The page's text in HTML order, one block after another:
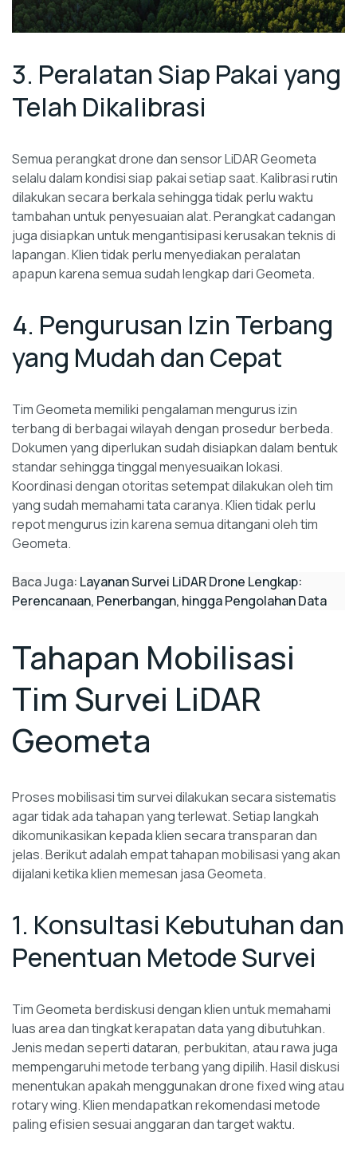
3. Peralatan Siap Pakai yang
Telah Dikalibrasi
Semua perangkat drone dan sensor LiDAR Geometa
selalu dalam kondisi siap pakai setiap saat. Kalibrasi rutin
dilakukan secara berkala sehingga tidak perlu waktu
tambahan untuk penyesuaian alat. Perangkat cadangan
juga disiapkan untuk mengantisipasi kerusakan teknis di
lapangan. Klien tidak perlu menyediakan peralatan
apapun karena semua sudah lengkap dari Geometa.
4. Pengurusan Izin Terbang
yang Mudah dan Cepat
Tim Geometa memiliki pengalaman mengurus izin
terbang di berbagai wilayah dengan prosedur berbeda.
Dokumen yang diperlukan sudah disiapkan dalam bentuk
standar sehingga tinggal menyesuaikan lokasi.
Koordinasi dengan otoritas setempat dilakukan oleh tim
yang sudah memahami tata caranya. Klien tidak perlu
repot mengurus izin karena semua ditangani oleh tim
Geometa.
Baca Juga: Layanan Survei LiDAR Drone Lengkap:
Perencanaan, Penerbangan, hingga Pengolahan Data
Tahapan Mobilisasi
Tim Survei LiDAR
Geometa
Proses mobilisasi tim survei dilakukan secara sistematis
agar tidak ada tahapan yang terlewat. Setiap langkah
dikomunikasikan kepada klien secara transparan dan
jelas. Berikut adalah empat tahapan mobilisasi yang akan
dijalani ketika klien memesan jasa Geometa.
1. Konsultasi Kebutuhan dan
Penentuan Metode Survei
Tim Geometa berdiskusi dengan klien untuk memahami
luas area dan tingkat kerapatan data yang dibutuhkan.
Jenis medan seperti dataran, perbukitan, atau rawa juga
mempengaruhi metode terbang yang dipilih. Hasil diskusi
menentukan apakah menggunakan drone fixed wing atau
rotary wing. Klien mendapatkan rekomendasi metode
paling efisien sesuai anggaran dan target waktu.